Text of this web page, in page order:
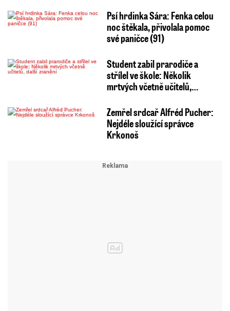
Psí hrdinka Sára: Fenka celou
noc štěkala, přivolala pomoc
své paničce (91)
Student zabil prarodiče a
střílel ve škole: Několik
mrtvých včetně učitelů,…
Zemřel srdcař Alfréd Pucher:
Nejdéle sloužící správce
Krkonoš